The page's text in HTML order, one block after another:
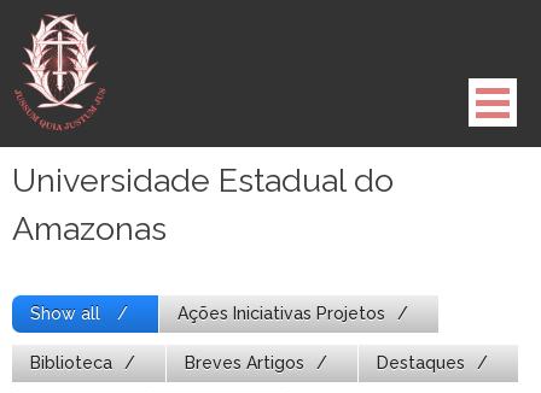
para
conteúdo
Universidade Estadual do
Amazonas
Show all Ações Iniciativas Projetos
Biblioteca Breves Artigos Destaques